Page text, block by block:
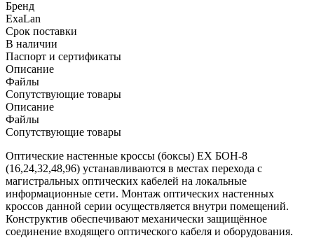
Бренд
ExaLan
Срок поставки
В наличии
Паспорт и сертификаты
Описание
Файлы
Сопутствующие товары
Описание
Файлы
Сопутствующие товары
Оптические настенные кроссы (боксы) EX БОН-8
(16,24,32,48,96) устанавливаются в местах перехода с
магистральных оптических кабелей на локальные
информационные сети. Монтаж оптических настенных
кроссов данной серии осуществляется внутри помещений.
Конструктив обеспечивают механически защищённое
соединение входящего оптического кабеля и оборудования.